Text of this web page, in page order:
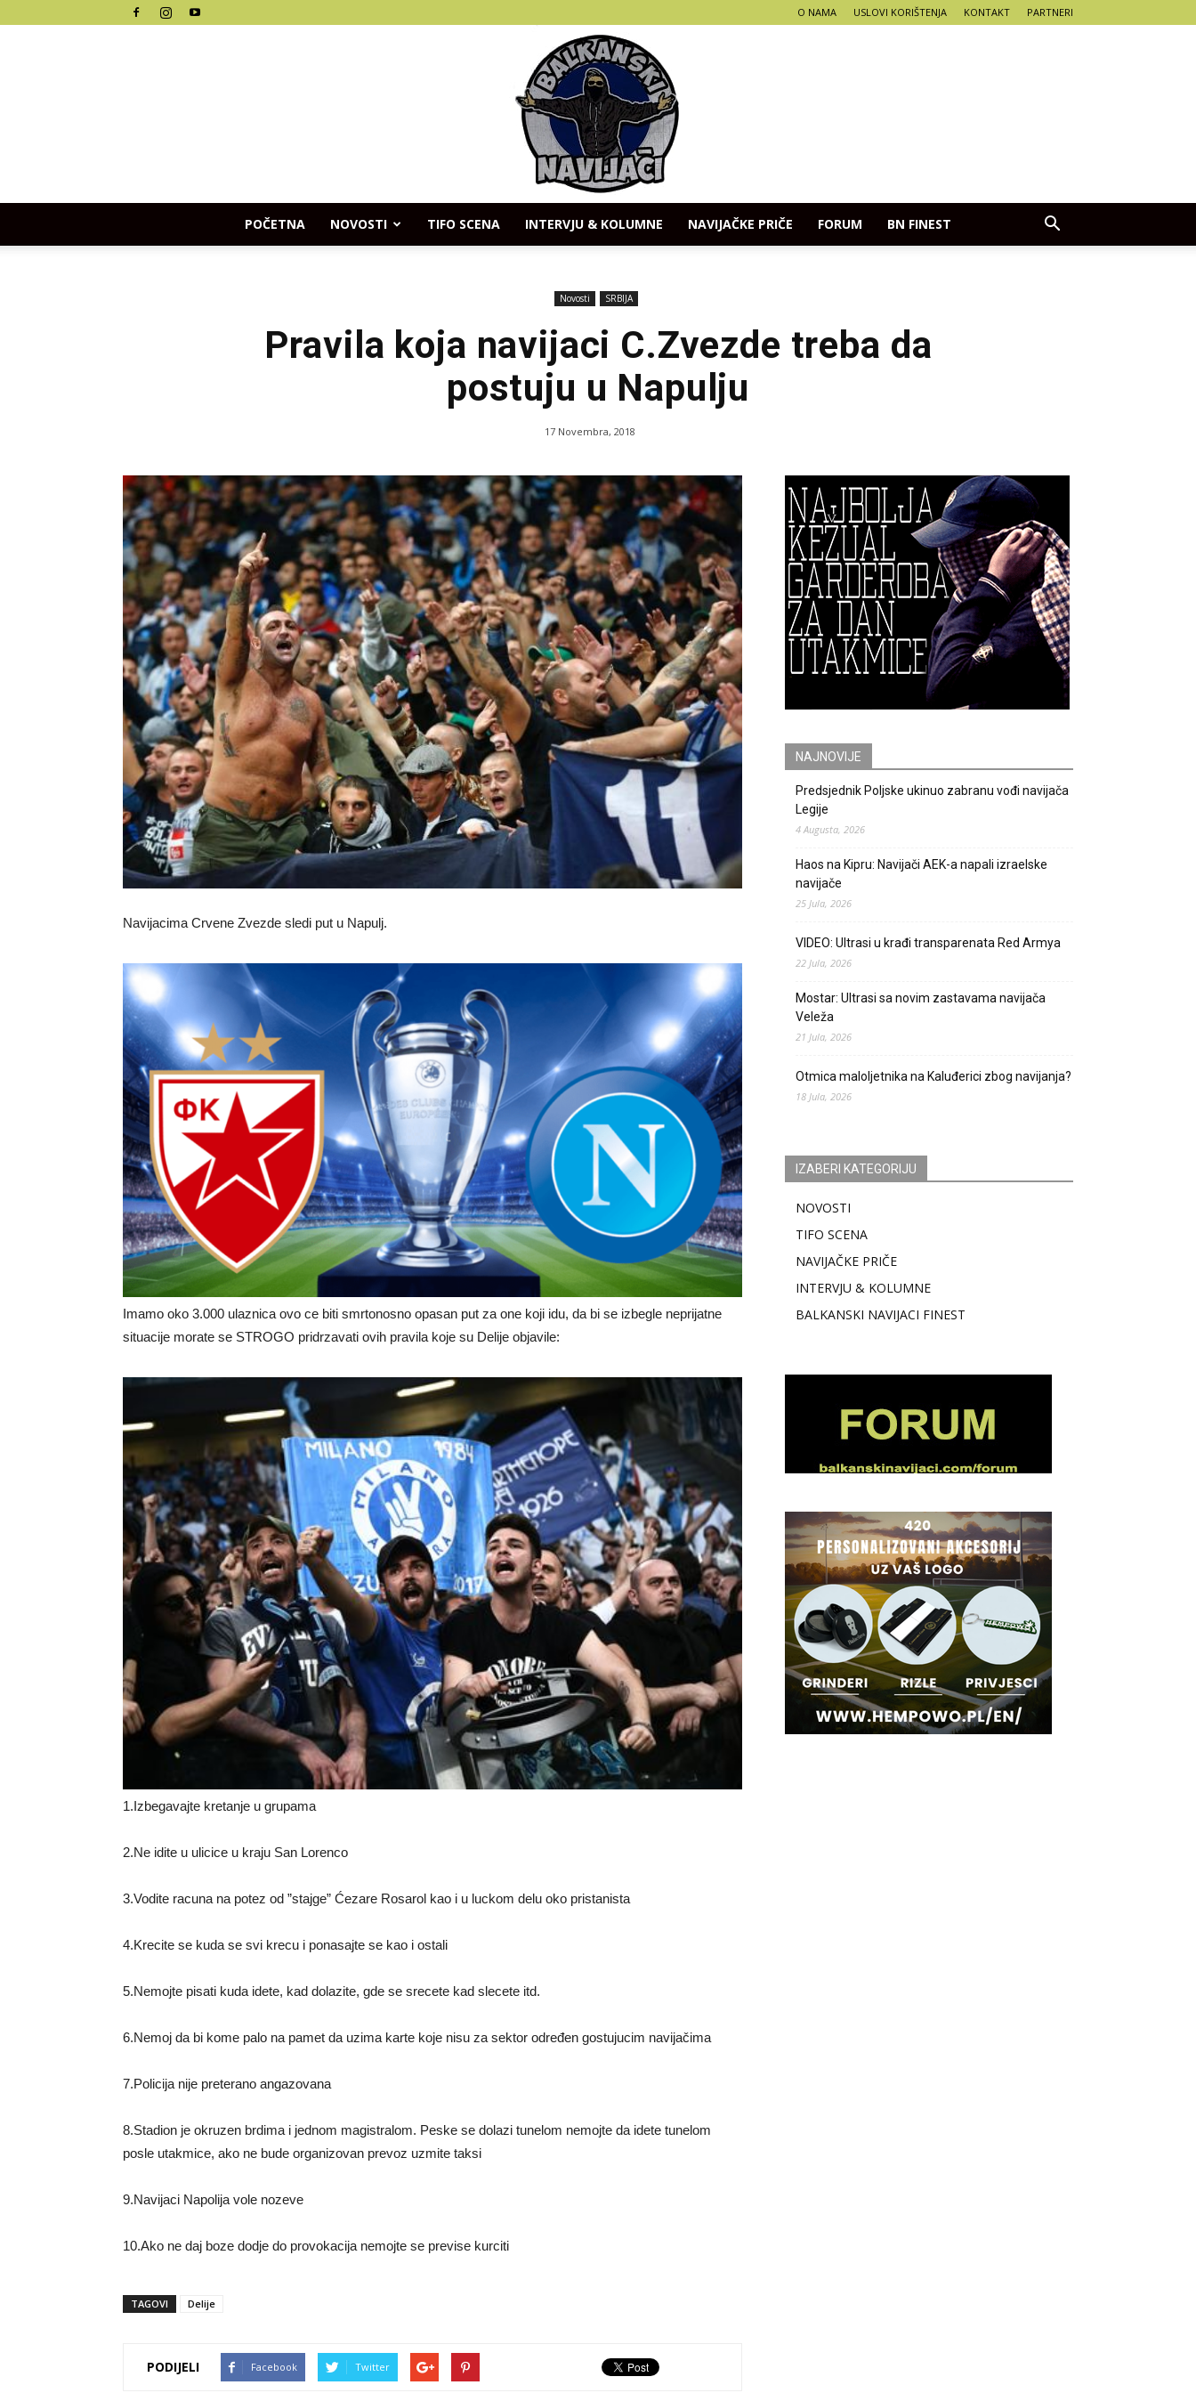
O NAMA USLOVI KORIŠTENJA KONTAKT PARTNERI
Navijaci
POČETNA NOVOSTI TIFO SCENA INTERVJU & KOLUMNE NAVIJAČKE PRIČE FORUM BN FINEST
Novosti SRBIJA
Pravila koja navijaci C.Zvezde treba da
postuju u Napulju
17 Novembra, 2018
Navijacima Crvene Zvezde sledi put u Napulj.
Imamo oko 3.000 ulaznica ovo ce biti smrtonosno opasan put za one koji idu, da bi se izbegle neprijatne
situacije morate se STROGO pridrzavati ovih pravila koje su Delije objavile:
1.Izbegavajte kretanje u grupama
2.Ne idite u ulicice u kraju San Lorenco
3.Vodite racuna na potez od ”stajge” Ćezare Rosarol kao i u luckom delu oko pristanista
4.Krecite se kuda se svi krecu i ponasajte se kao i ostali
5.Nemojte pisati kuda idete, kad dolazite, gde se srecete kad slecete itd.
6.Nemoj da bi kome palo na pamet da uzima karte koje nisu za sektor određen gostujucim navijačima
7.Policija nije preterano angazovana
8.Stadion je okruzen brdima i jednom magistralom. Peske se dolazi tunelom nemojte da idete tunelom
posle utakmice, ako ne bude organizovan prevoz uzmite taksi
9.Navijaci Napolija vole nozeve
10.Ako ne daj boze dodje do provokacija nemojte se previse kurciti
TAGOVI Delije
PODIJELI Facebook Twitter
NAJNOVIJE
Predsjednik Poljske ukinuo zabranu vođi navijača
Legije
4 Augusta, 2026
Haos na Kipru: Navijači AEK-a napali izraelske
navijače
25 Jula, 2026
VIDEO: Ultrasi u krađi transparenata Red Armya
22 Jula, 2026
Mostar: Ultrasi sa novim zastavama navijača
Veleža
21 Jula, 2026
Otmica maloljetnika na Kaluđerici zbog navijanja?
18 Jula, 2026
IZABERI KATEGORIJU
NOVOSTI
TIFO SCENA
NAVIJAČKE PRIČE
INTERVJU & KOLUMNE
BALKANSKI NAVIJACI FINEST